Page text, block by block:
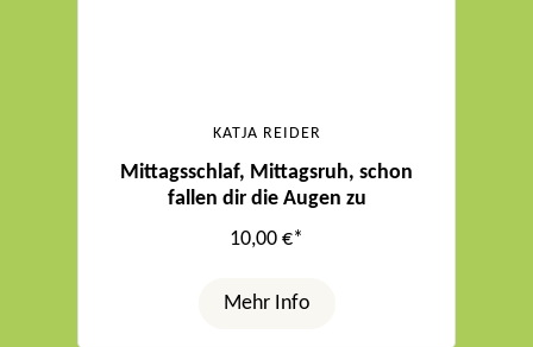
KATJA REIDER
Mittagsschlaf, Mittagsruh, schon
fallen dir die Augen zu
10,00 €*
Mehr Info